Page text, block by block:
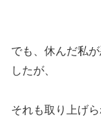
でも、休んだ私
したが、
それも取り上げ